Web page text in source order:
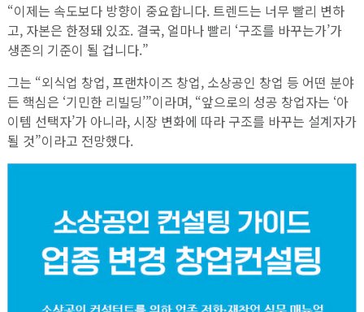
“이제는 속도보다 방향이 중요합니다. 트렌드는 너무 빨리 변하
고, 자본은 한정돼 있죠. 결국, 얼마나 빨리 ‘구조를 바꾸는가’가
생존의 기준이 될 겁니다.”
그는 “외식업 창업, 프랜차이즈 창업, 소상공인 창업 등 어떤 분야
든 핵심은 ‘기민한 리빌딩’”이라며, “앞으로의 성공 창업자는 ‘아
이템 선택자’가 아니라, 시장 변화에 따라 구조를 바꾸는 설계자가
될 것”이라고 전망했다.